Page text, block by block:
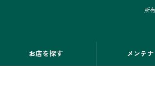
お店を探す メンテ
所